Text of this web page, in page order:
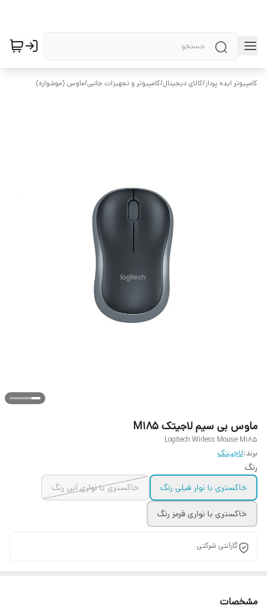
کامپیوتر ایده پرداز/کالای دیجیتال/کامپیوتر و تجهیزات جانبی/ماوس (موشواره)
ماوس بی سیم لاجیتک M185
Logitech Wirless Mouse M185
برند:لاجیتک
رنگ
خاکستری با نوار فیلی رنگ
خاکستری با نواری آبی رنگ
خاکستری با نواری قرمز رنگ
گارانتی شرکتی
مشخصات